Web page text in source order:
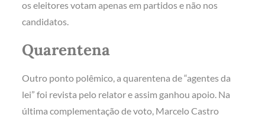
os eleitores votam apenas em partidos e não nos
candidatos.
Quarentena
Outro ponto polêmico, a quarentena de “agentes da
lei” foi revista pelo relator e assim ganhou apoio. Na
última complementação de voto, Marcelo Castro